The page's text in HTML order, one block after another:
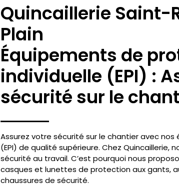
Quincaillerie
Plain
Équipements de
individuelle (EPI) :
sécurité sur le
Assurez votre sécurité sur le chantier avec
(EPI) de qualité supérieure. Chez Quincaillerie,
sécurité au travail. C’est pourquoi nous
casques et lunettes de protection aux gants,
chaussures de sécurité.